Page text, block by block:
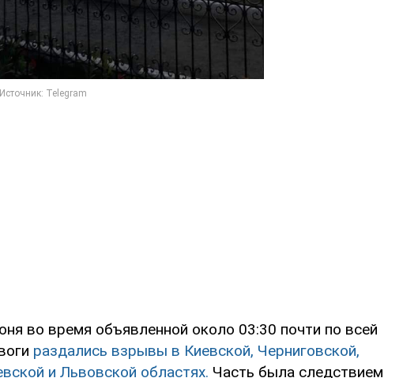
во время объявленной около 03:30 почти по всей
раздались взрывы в Киевской, Черниговской,
и Львовской областях. Часть была следствием